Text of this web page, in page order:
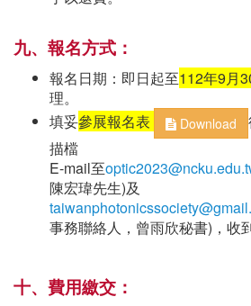
九、報名方式 ：
報名日期：即日起至112年9月
理。
填妥參展報名表 Download
描檔
E-mail至
陳宏瑋先生)及
事務聯絡人，曾雨欣秘書)，收
十、費用繳交 ：